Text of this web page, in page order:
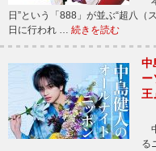
日”という「888」が並ぶ“超八（
日に行われ … 続きを読む
中
ー
王
る